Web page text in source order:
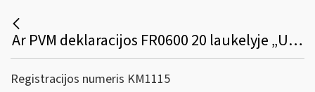
Ar PVM deklaracijos FR0600 20 laukelyje „Už Lietuvos ribų įvykę sandoriai (ne PVM objektas Lietuvoje)“ nurodyta suma privalo sutapti su prekių tiekimo ir paslaugų teikimo į kitas ES valstybes nares ataskaitos FR0564 18 laukelio „Paslaugų vertė“ suma?
Registracijos numeris KM1115